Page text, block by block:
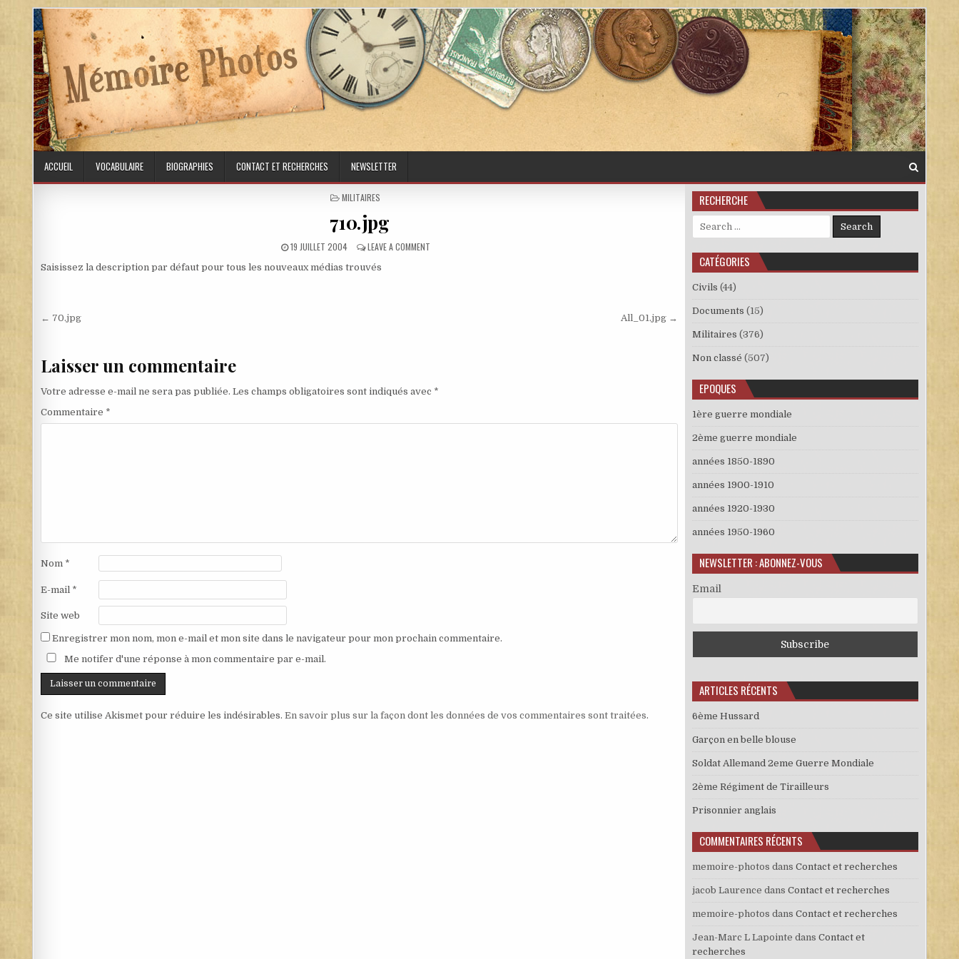
Skip to content
ACCUEIL VOCABULAIRE BIOGRAPHIES CONTACT ET RECHERCHES NEWSLETTER
POSTED IN
MILITAIRES
710.jpg
PUBLISHED DATE:
19 JUILLET 2004 LEAVE A COMMENTON 710.JPG
Saisissez la description par défaut pour tous les nouveaux médias trouvés
Navigation de l’article
← 70.jpg All_01.jpg →
Laisser un commentaire
Votre adresse e-mail ne sera pas publiée. Les champs obligatoires sont indiqués avec *
Commentaire *
Nom *
E-mail *
Site web
Enregistrer mon nom, mon e-mail et mon site dans le navigateur pour mon prochain commentaire.
Me notifer d'une réponse à mon commentaire par e-mail.
Ce site utilise Akismet pour réduire les indésirables. En savoir plus sur la façon dont les données de vos commentaires sont traitées.
RECHERCHE
Search for:
CATÉGORIES
Civils (44)
Documents (15)
Militaires (376)
Non classé (507)
EPOQUES
1ère guerre mondiale
2ème guerre mondiale
années 1850-1890
années 1900-1910
années 1920-1930
années 1950-1960
NEWSLETTER : ABONNEZ-VOUS
Email
ARTICLES RÉCENTS
6ème Hussard
Garçon en belle blouse
Soldat Allemand 2eme Guerre Mondiale
2ème Régiment de Tirailleurs
Prisonnier anglais
COMMENTAIRES RÉCENTS
memoire-photos dans Contact et recherches
jacob Laurence dans Contact et recherches
memoire-photos dans Contact et recherches
Jean-Marc L Lapointe dans Contact et
recherches